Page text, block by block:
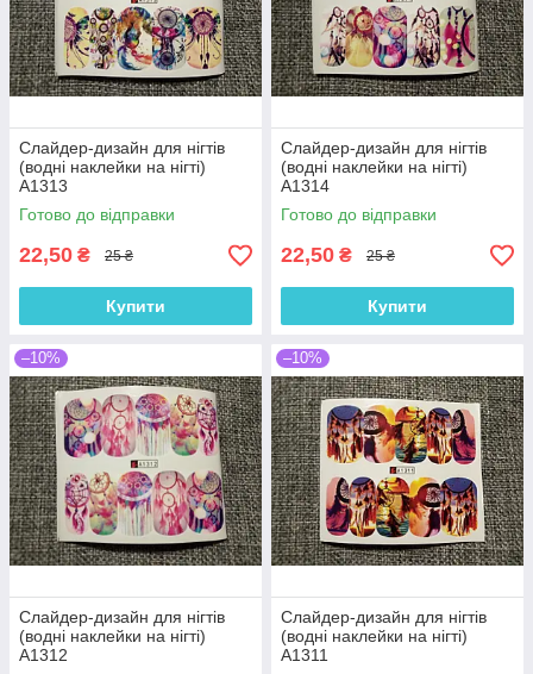
Слайдер-дизайн для нігтів
(водні наклейки на нігті)
A1313
Готово до відправки
22,50 ₴ 25 ₴
Купити
Слайдер-дизайн для нігтів
(водні наклейки на нігті)
A1314
Готово до відправки
22,50 ₴ 25 ₴
Купити
–10%
Слайдер-дизайн для нігтів
(водні наклейки на нігті)
A1312
–10%
Слайдер-дизайн для нігтів
(водні наклейки на нігті)
A1311